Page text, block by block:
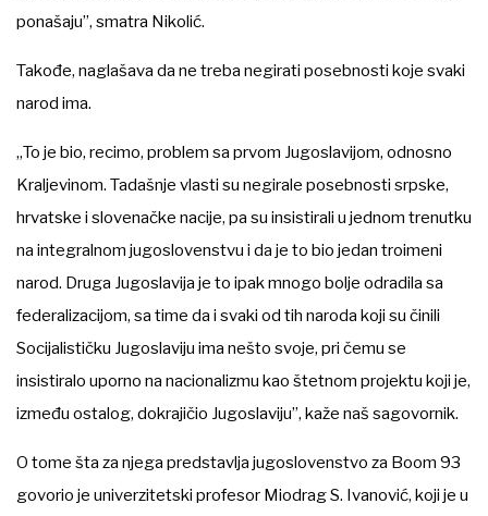
ponašaju”, smatra Nikolić.
Takođe, naglašava da ne treba negirati posebnosti koje svaki
narod ima.
„To je bio, recimo, problem sa prvom Jugoslavijom, odnosno
Kraljevinom. Tadašnje vlasti su negirale posebnosti srpske,
hrvatske i slovenačke nacije, pa su insistirali u jednom trenutku
na integralnom jugoslovenstvu i da je to bio jedan troimeni
narod. Druga Jugoslavija je to ipak mnogo bolje odradila sa
federalizacijom, sa time da i svaki od tih naroda koji su činili
Socijalističku Jugoslaviju ima nešto svoje, pri čemu se
insistiralo uporno na nacionalizmu kao štetnom projektu koji je,
između ostalog, dokrajičio Jugoslaviju”, kaže naš sagovornik.
O tome šta za njega predstavlja jugoslovenstvo za Boom 93
govorio je univerzitetski profesor Miodrag S. Ivanović, koji je u